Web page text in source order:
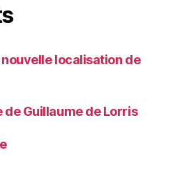
localisation de
de Guillaume de Lorris